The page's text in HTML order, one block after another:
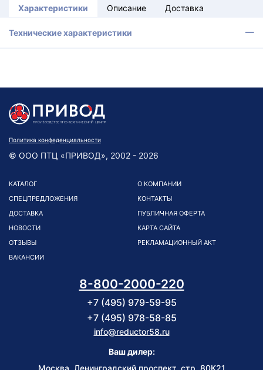
Характеристики Описание Доставка
Технические характеристики
Политика конфеденциальности
© ООО ПТЦ «ПРИВОД», 2002 - 2026
КАТАЛОГ
СПЕЦПРЕДЛОЖЕНИЯ
ДОСТАВКА
НОВОСТИ
ОТЗЫВЫ
ВАКАНСИИ
О КОМПАНИИ
КОНТАКТЫ
ПУБЛИЧНАЯ ОФЕРТА
КАРТА САЙТА
РЕКЛАМАЦИОННЫЙ АКТ
8-800-2000-220
+7 (495) 979-59-95
+7 (495) 978-58-85
info@reductor58.ru
Ваш дилер:
Москва, Ленинградский проспект, стр. 80К21